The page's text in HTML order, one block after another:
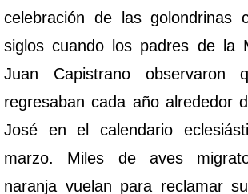
celebración de las golondrinas
siglos cuando los padres de la
Juan Capistrano observaron
regresaban cada año alrededor
José en el calendario
marzo. Miles de aves
naranja vuelan para reclamar